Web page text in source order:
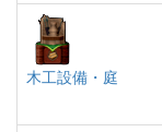
木工設備・庭